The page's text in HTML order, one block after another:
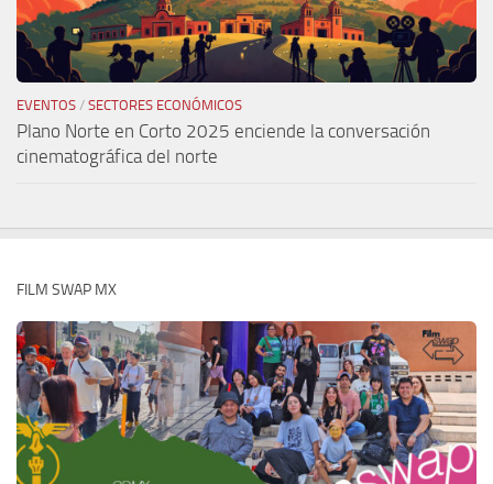
EVENTOS / SECTORES ECONÓMICOS
Plano Norte en Corto 2025 enciende la conversación
cinematográfica del norte
FILM SWAP MX